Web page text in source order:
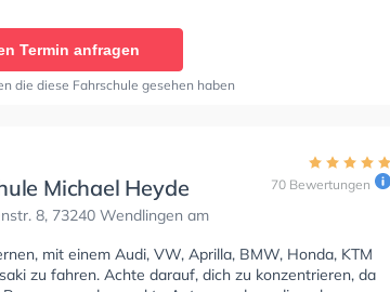
online anfragen.
Termin anfragen
die diese Fahrschule gesehen haben
Michael Heyde
8, 73240 Wendlingen am
70 Bewertungen
mit einem Audi, VW, Aprilla, BMW, Honda, KTM
zu fahren. Achte darauf, dich zu konzentrieren, da